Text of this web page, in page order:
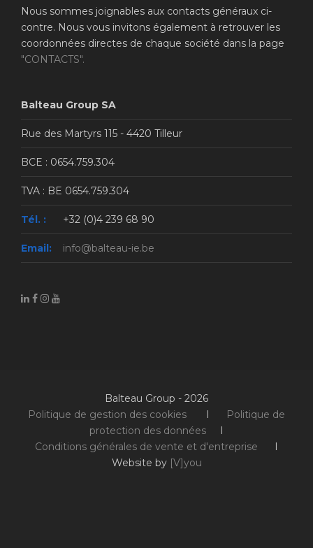
Nous sommes joignables aux contacts généraux ci-
contre. Nous vous invitons également à retrouver les
coordonnées directes de chaque société dans la page
"CONTACTS".
Balteau Group SA
Rue des Martyrs 115 - 4420 Tilleur
BCE : 0654.759.304
TVA : BE 0654.759.304
Tél. : +32 (0)4 239 68 90
Email: info@balteau-ie.be
Balteau Group - 2026
Politique de gestion des cookies I
Politique de
protection des données I
Conditions générales de vente et d'entreprise I
Website by [V]you